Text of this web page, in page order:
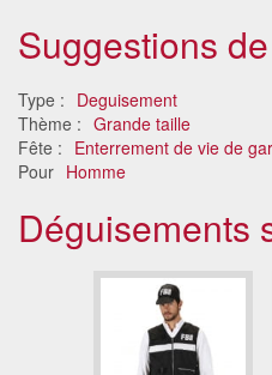
Suggestions
Type : Deguisement
Thème : Grande taille
Fête : Enterrement de vie de
Pour Homme
Déguisements